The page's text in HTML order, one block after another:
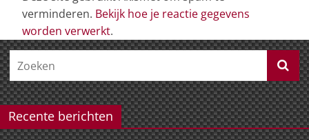
verminderen. Bekijk hoe je reactie gegevens
worden verwerkt.
Recente berichten